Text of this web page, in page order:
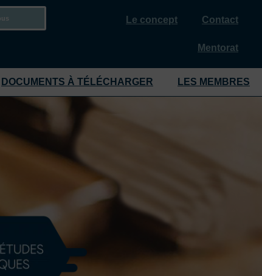
Le concept Contact
Mentorat
DOCUMENTS À TÉLÉCHARGER LES MEMBRES